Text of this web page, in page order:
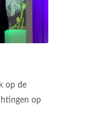
op de
op